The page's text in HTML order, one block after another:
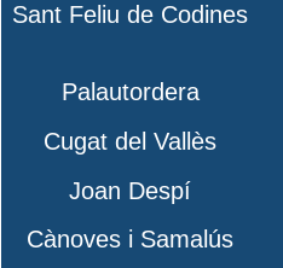
Sant Feliu de Codines
Palautordera
Cugat del Vallès
Joan Despí
Cànoves i Samalús